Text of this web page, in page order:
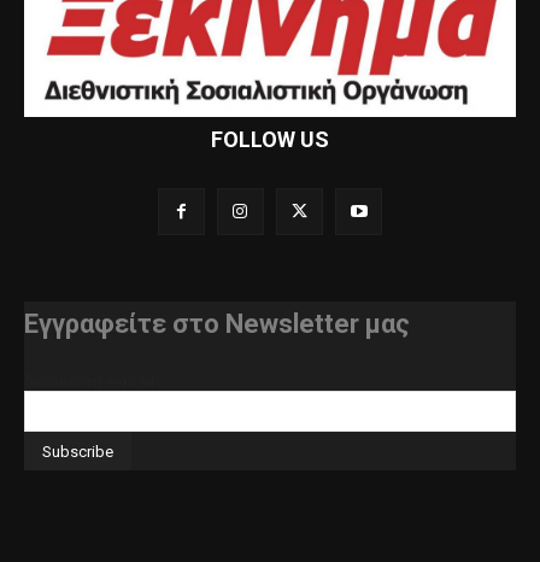
FOLLOW US
Εγγραφείτε στο Newsletter μας